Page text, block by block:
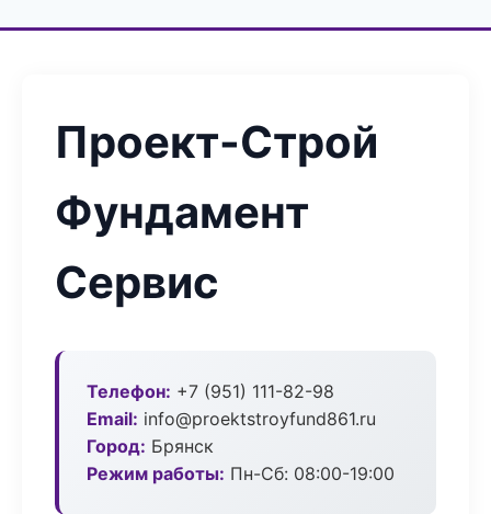
Проект-Строй
Фундамент
Сервис
Телефон: +7 (951) 111-82-98
Email: info@proektstroyfund861.ru
Город: Брянск
Режим работы: Пн-Сб: 08:00-19:00